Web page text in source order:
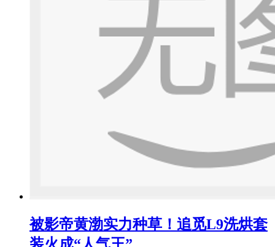
被影帝黄渤实力种草！追觅L9洗烘套